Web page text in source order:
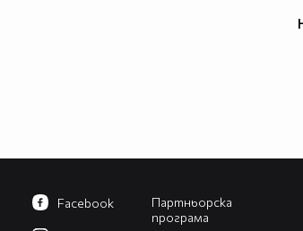
Партньорска
програма
Facebook